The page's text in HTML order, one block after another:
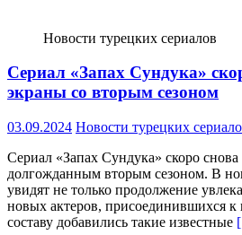
Новости турецких сериалов
Сериал «Запах Сундука»
экраны со вторым сезоном
03.09.2024 Новости турецких
Сериал «Запах Сундука» скоро снова
долгожданным вторым сезоном. В
увидят не только продолжение
новых актеров, присоединившихся к
составу добавились такие известные